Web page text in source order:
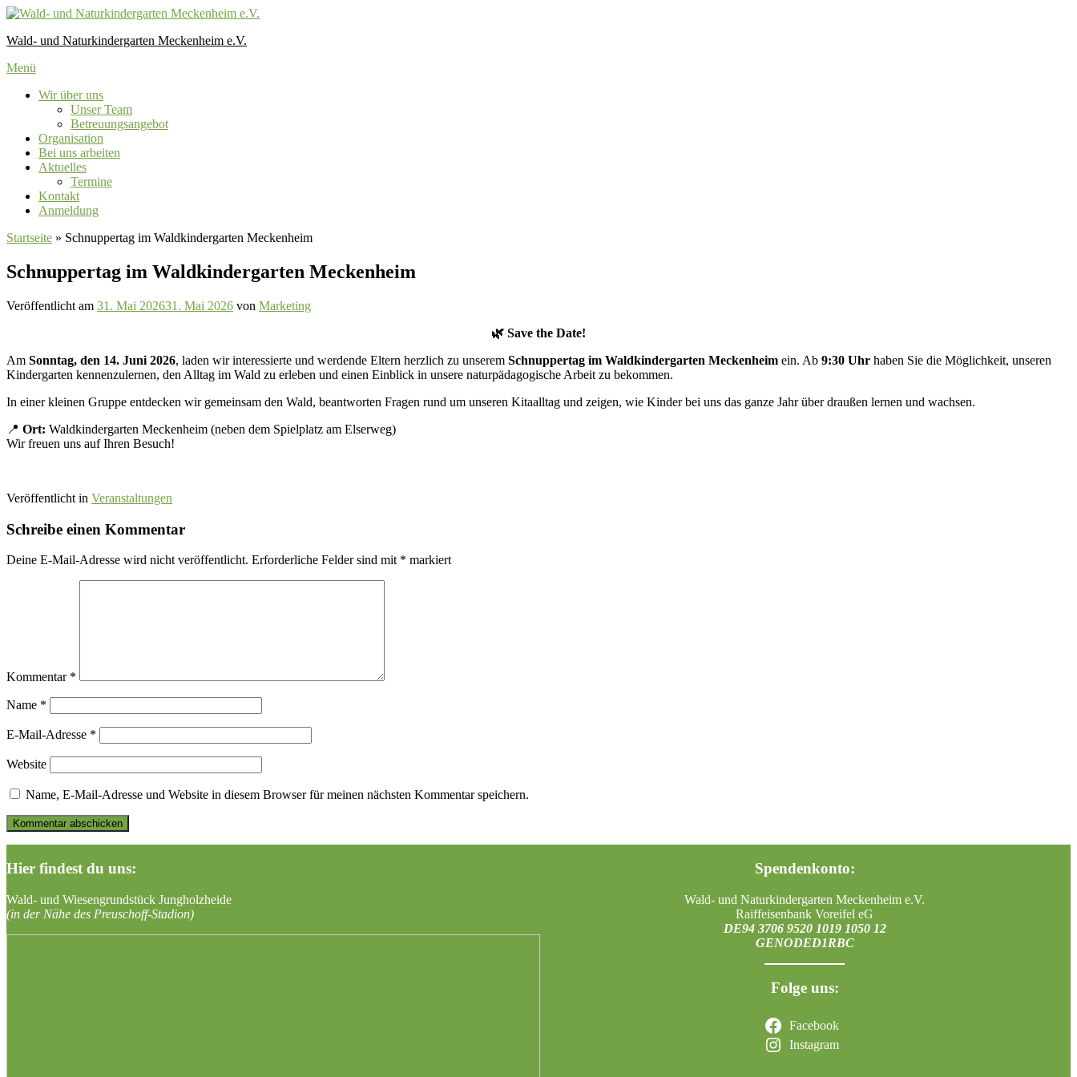
Zum
springen
Wald- und Naturkindergarten Meckenheim e.V.
Menü
Wir über uns
Unser Team
Betreuungsangebot
Organisation
Bei uns arbeiten
Aktuelles
Termine
Kontakt
Anmeldung
Startseite » Schnuppertag im Waldkindergarten Meckenheim
Schnuppertag im Waldkindergarten Meckenheim
Veröffentlicht am 31. Mai 202631. Mai 2026 von Marketing
🌿 Save the Date!
Am Sonntag, den 14. Juni 2026, laden wir interessierte und werdende Eltern herzlich zu unserem Schnuppertag im Waldkindergarten Meckenheim ein. Ab 9:30 Uhr haben Sie die Möglichkeit, unseren
Kindergarten kennenzulernen, den Alltag im Wald zu erleben und einen Einblick in unsere naturpädagogische Arbeit zu bekommen.
In einer kleinen Gruppe entdecken wir gemeinsam den Wald, beantworten Fragen rund um unseren Kitaalltag und zeigen, wie Kinder bei uns das ganze Jahr über draußen lernen und wachsen.
📍 Ort: Waldkindergarten Meckenheim (neben dem Spielplatz am Elserweg)
Wir freuen uns auf Ihren Besuch!
Veröffentlicht in Veranstaltungen
Schreibe einen Kommentar
Deine E-Mail-Adresse wird nicht veröffentlicht. Erforderliche Felder sind mit * markiert
Kommentar *
Name *
E-Mail-Adresse *
Website
Name, E-Mail-Adresse und Website in diesem Browser für meinen nächsten Kommentar speichern.
Hier findest du uns:
Wald- und Wiesengrundstück Jungholzheide
(in der Nähe des Preuschoff-Stadion)
Spendenkonto:
Wald- und Naturkindergarten Meckenheim e.V.
Raiffeisenbank Voreifel eG
DE94 3706 9520 1019 1050 12
GENODED1RBC
Folge uns:
Facebook
Instagram